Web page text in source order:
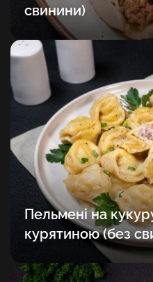
свинини)
Пельмені на
курятиною (без